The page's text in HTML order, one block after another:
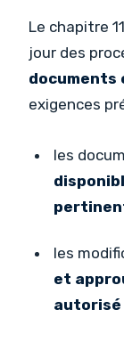
Le chapitre
jour des
documents
exigences
les
les
et
autorisé